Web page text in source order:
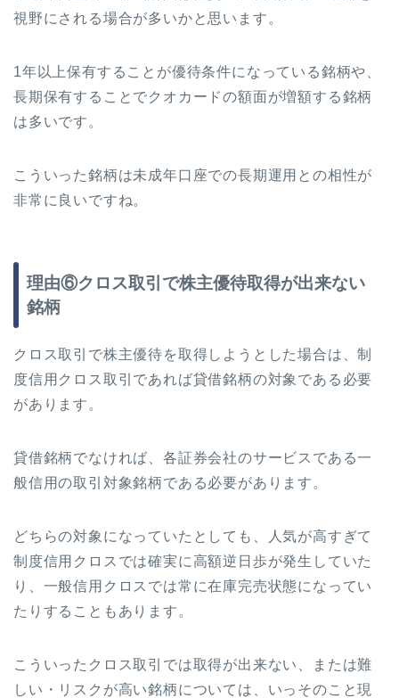
視野にされる場合が多いかと思います。
1年以上保有することが優待条件になっている銘柄や、
長期保有することでクオカードの額面が増額する銘柄
は多いです。
こういった銘柄は未成年口座での長期運用との相性が
非常に良いですね。
理由⑥クロス取引で株主優待取得が出来ない
銘柄
クロス取引で株主優待を取得しようとした場合は、制
度信用クロス取引であれば貸借銘柄の対象である必要
があります。
貸借銘柄でなければ、各証券会社のサービスである一
般信用の取引対象銘柄である必要があります。
どちらの対象になっていたとしても、人気が高すぎて
制度信用クロスでは確実に高額逆日歩が発生していた
り、一般信用クロスでは常に在庫完売状態になってい
たりすることもあります。
こういったクロス取引では取得が出来ない、または難
しい・リスクが高い銘柄については、いっそのこと現